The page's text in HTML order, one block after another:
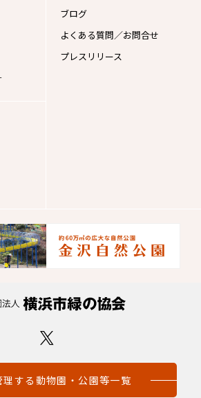
ブログ
よくある質問／お問合せ
プレスリリース
理する動物園・公園等一覧